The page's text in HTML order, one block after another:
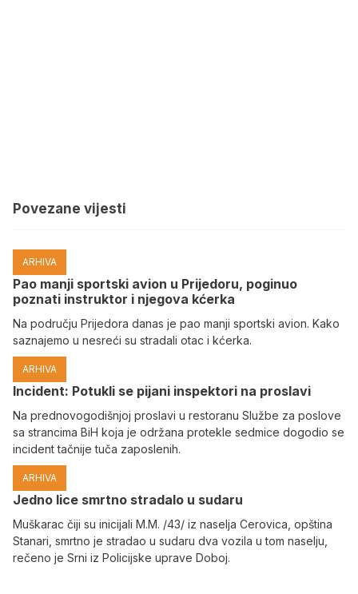
Povezane vijesti
ARHIVA
Pao manji sportski avion u Prijedoru, poginuo
poznati instruktor i njegova kćerka
Na području Prijedora danas je pao manji sportski avion. Kako
saznajemo u nesreći su stradali otac i kćerka.
ARHIVA
Incident: Potukli se pijani inspektori na proslavi
Na prednovogodišnjoj proslavi u restoranu Službe za poslove
sa strancima BiH koja je održana protekle sedmice dogodio se
incident tačnije tuča zaposlenih.
ARHIVA
Јedno lice smrtno stradalo u sudaru
Muškarac čiji su inicijali M.M. /43/ iz naselja Cerovica, opština
Stanari, smrtno je stradao u sudaru dva vozila u tom naselju,
rečeno je Srni iz Policijske uprave Doboj.